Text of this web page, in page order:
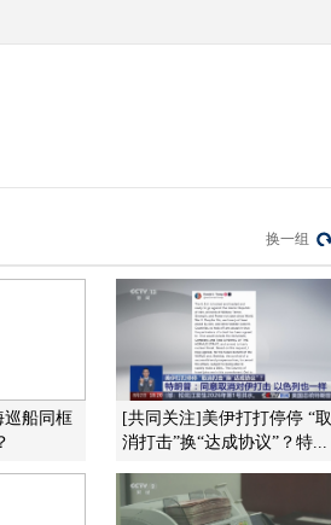
2013-05-25 19:48:12
2013-05-25 19:47:14
[视频]王增辉的“金牌教
头”梦
2013-05-25 19:47:09
[视频]兰州军区：探索夜
间渡河保障新训法
换一组
船同框
[共同关注]美伊打打停停 “取
消打击”换“达成协议”？特...